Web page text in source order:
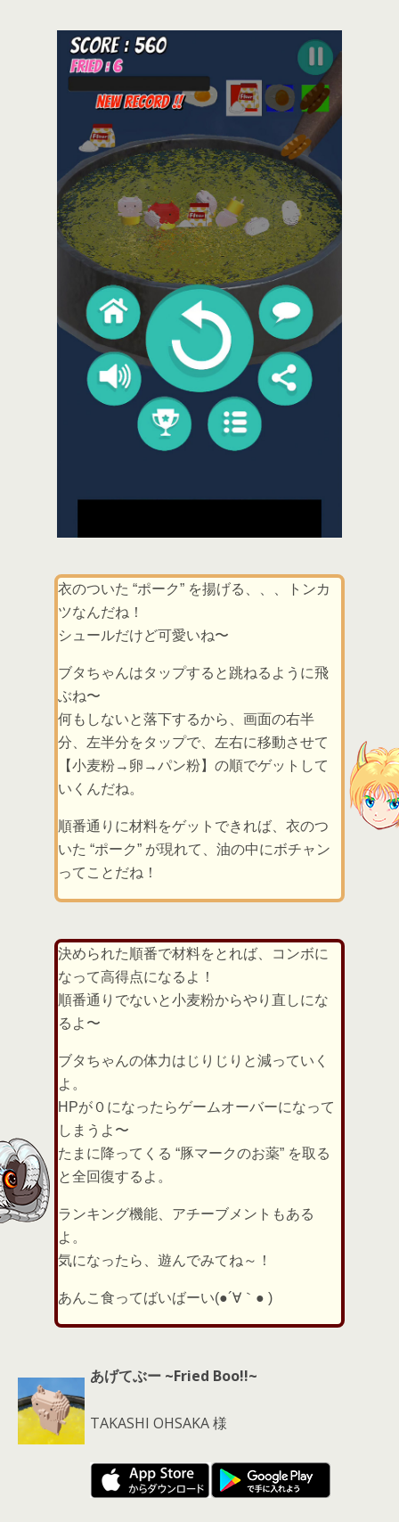
衣のついた “ポーク” を揚げる、、、トンカ
ツなんだね！
シュールだけど可愛いね〜
ブタちゃんはタップすると跳ねるように飛
ぶね〜
何もしないと落下するから、画面の右半
分、左半分をタップで、左右に移動させて
【小麦粉→卵→パン粉】の順でゲットして
いくんだね。
順番通りに材料をゲットできれば、衣のつ
いた “ポーク” が現れて、油の中にボチャン
ってことだね！
決められた順番で材料をとれば、コンボに
なって高得点になるよ！
順番通りでないと小麦粉からやり直しにな
るよ〜
ブタちゃんの体力はじりじりと減っていく
よ。
HPが０になったらゲームオーバーになって
しまうよ〜
たまに降ってくる “豚マークのお薬” を取る
と全回復するよ。
ランキング機能、アチーブメントもある
よ。
気になったら、遊んでみてね～！
あんこ食ってばいばーい(●´∀｀● )
あげてぶー ~Fried Boo!!~
TAKASHI OHSAKA 様